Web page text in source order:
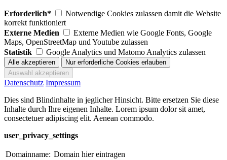
Erforderlich*
Notwendige Cookies zulassen damit die Website
korrekt funktioniert
Externe Medien
Externe Medien wie Google Fonts, Google
Maps, OpenStreetMap und Youtube zulassen
Statistik
Google Analytics und Matomo Analytics zulassen
Datenschutz Impressum
Dies sind Blindinhalte in jeglicher Hinsicht. Bitte ersetzen Sie diese
Inhalte durch Ihre eigenen Inhalte. Lorem ipsum dolor sit amet,
consectetuer adipiscing elit. Aenean commodo.
user_privacy_settings
Domainname: Domain hier eintragen